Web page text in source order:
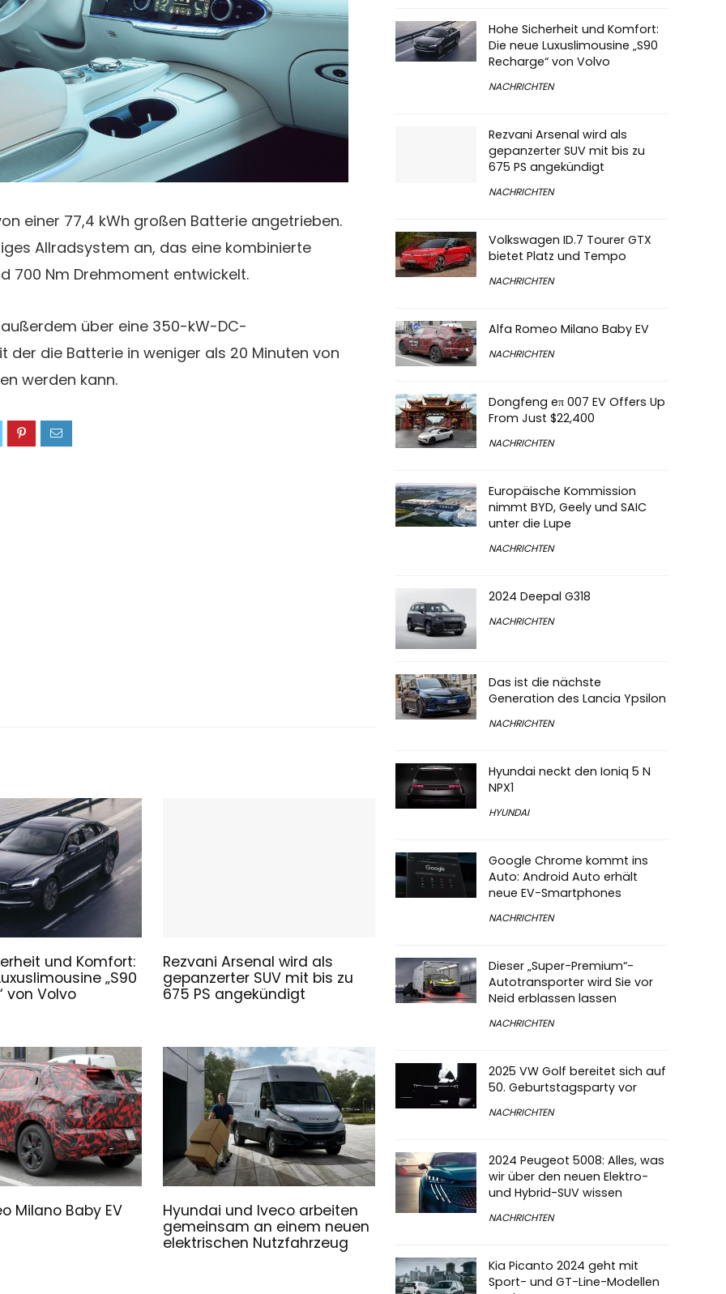
einer 77,4 kWh großen Batterie angetrieben.
Allradsystem an, das eine kombinierte
700 Nm Drehmoment entwickelt.
über eine 350-kW-DC-
der die Batterie in weniger als 20 Minuten von
werden kann.
und Komfort:
„S90
von Volvo
Rezvani Arsenal wird als
gepanzerter SUV mit bis zu
675 PS angekündigt
Milano Baby EV
Hyundai und Iveco arbeiten
gemeinsam an einem neuen
elektrischen Nutzfahrzeug
Hohe Sicherheit und Komfort:
Die neue Luxuslimousine „S90
Recharge“ von Volvo
NACHRICHTEN
Rezvani Arsenal wird als
gepanzerter SUV mit bis zu
675 PS angekündigt
NACHRICHTEN
Volkswagen ID.7 Tourer GTX
bietet Platz und Tempo
NACHRICHTEN
Alfa Romeo Milano Baby EV
NACHRICHTEN
Dongfeng eπ 007 EV Offers Up
From Just $22,400
NACHRICHTEN
Europäische Kommission
nimmt BYD, Geely und SAIC
unter die Lupe
NACHRICHTEN
2024 Deepal G318
NACHRICHTEN
Das ist die nächste
Generation des Lancia Ypsilon
NACHRICHTEN
Hyundai neckt den Ioniq 5 N
NPX1
HYUNDAI
Google Chrome kommt ins
Auto: Android Auto erhält
neue EV-Smartphones
NACHRICHTEN
Dieser „Super-Premium“-
Autotransporter wird Sie vor
Neid erblassen lassen
NACHRICHTEN
2025 VW Golf bereitet sich auf
50. Geburtstagsparty vor
NACHRICHTEN
2024 Peugeot 5008: Alles, was
wir über den neuen Elektro-
und Hybrid-SUV wissen
NACHRICHTEN
Kia Picanto 2024 geht mit
Sport- und GT-Line-Modellen